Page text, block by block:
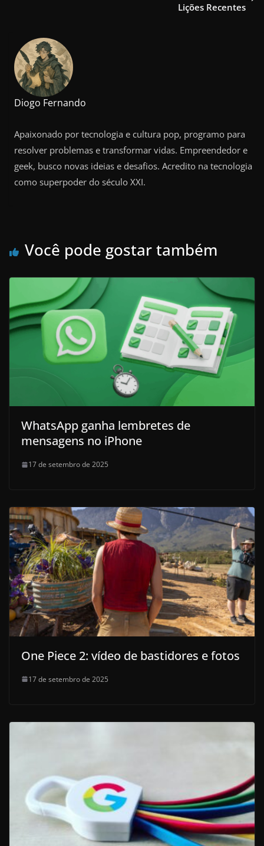
Lições Recentes
Diogo Fernando
Apaixonado por tecnologia e cultura pop, programo para
resolver problemas e transformar vidas. Empreendedor e
geek, busco novas ideias e desafios. Acredito na tecnologia
como superpoder do século XXI.
Você pode gostar também
WhatsApp ganha lembretes de
mensagens no iPhone
17 de setembro de 2025
One Piece 2: vídeo de bastidores e fotos
17 de setembro de 2025